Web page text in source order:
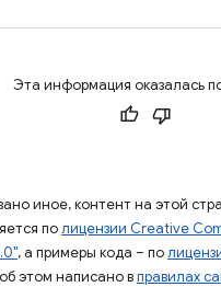
Эта информация оказалась
иное, контент на этой
полицензии Creative
, а примеры кода – по
этом написано вправилах